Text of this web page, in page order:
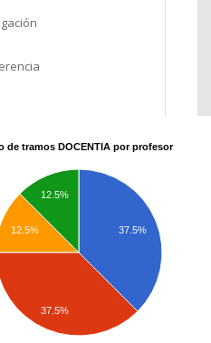
de tramos DOCENTIA por profesor
37.5%
12.5%
12.5%
37.5%